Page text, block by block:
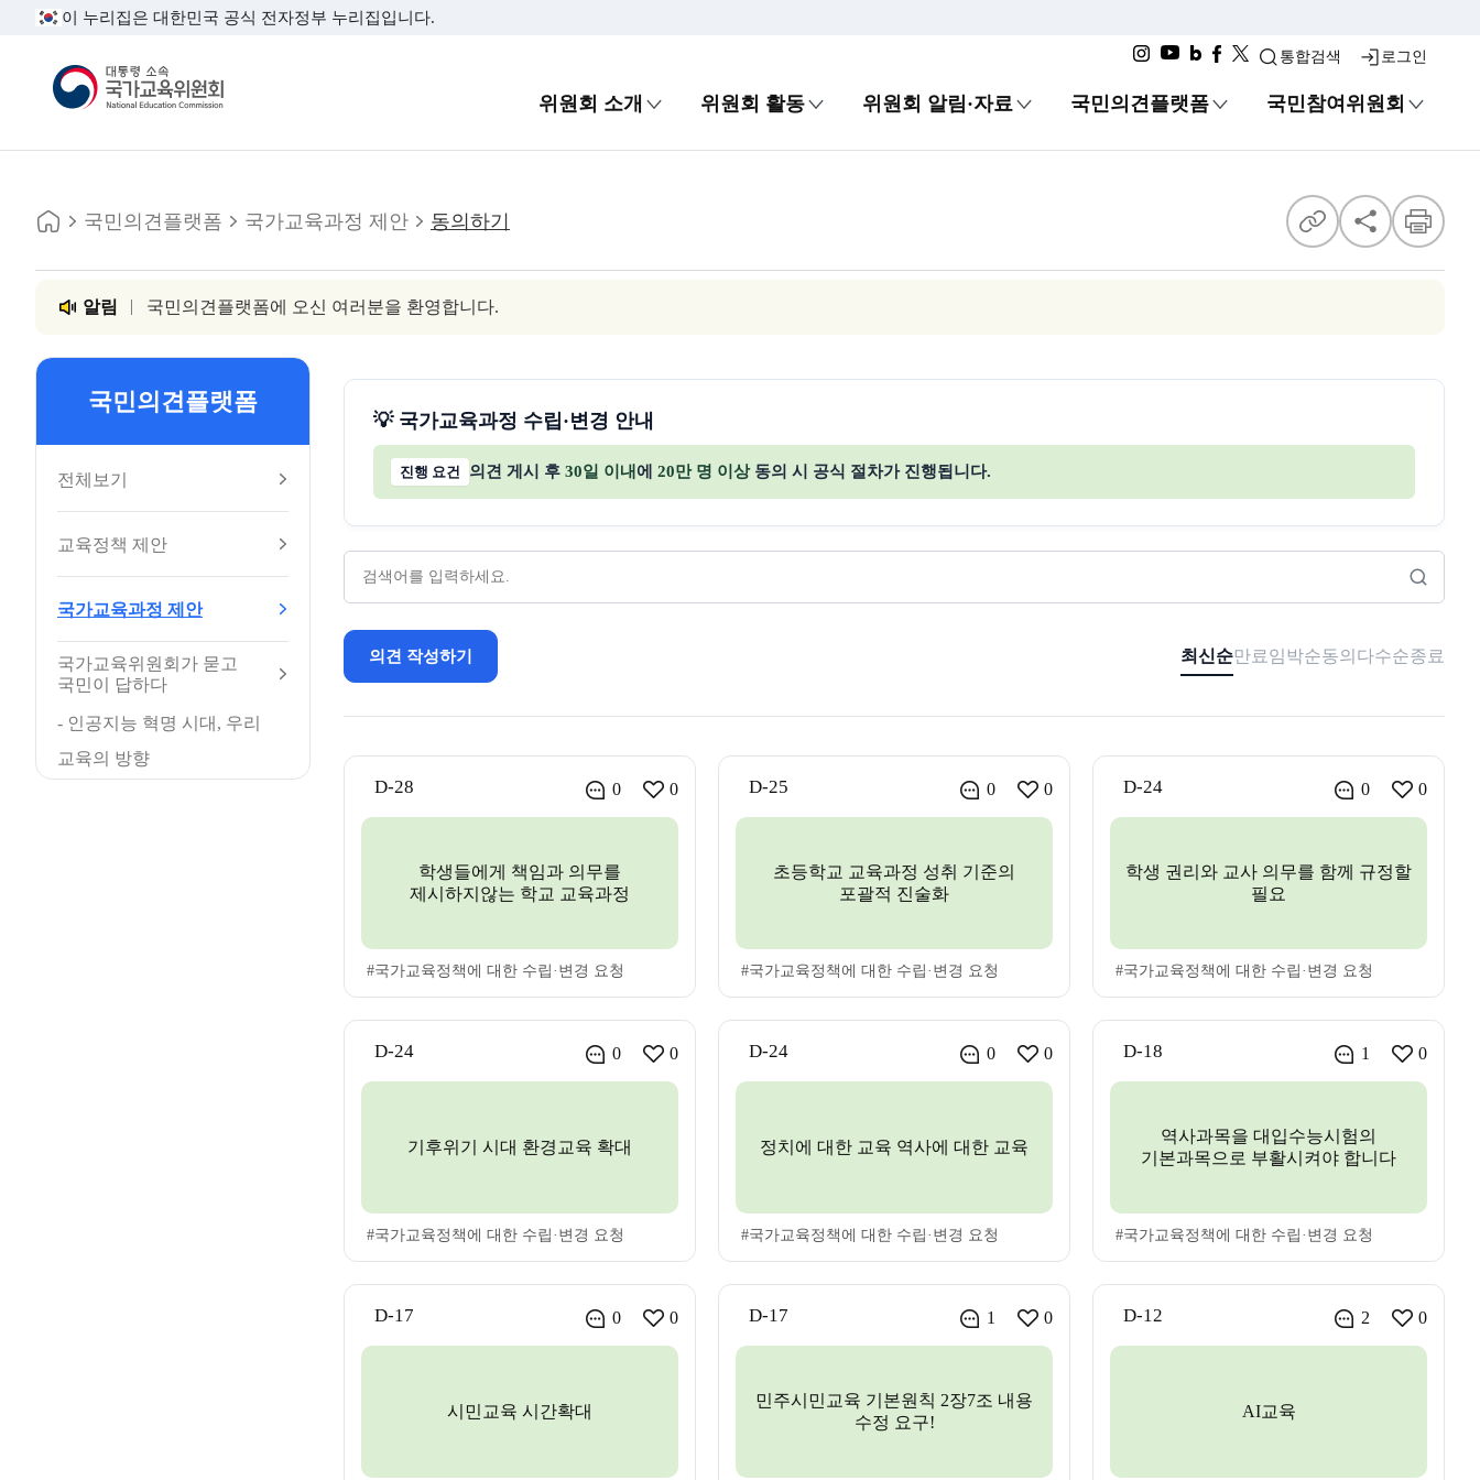
이 누리집은 대한민국 공식 전자정부 누리집입니다.
대통령소속 국가교육위원회
통합검색 로그인
위원회 소개 위원회 활동 위원회 알림·자료 국민의견플랫폼 국민참여위원회
홈
국민의견플랫폼 국가교육과정 제안 동의하기
주소
공유
인쇄
알림 국민의견플랫폼에 오신 여러분을 환영합니다.
국민의견플랫폼
전체보기
교육정책 제안
국가교육과정 제안
국가교육위원회가 묻고
국민이 답하다
- 인공지능 혁명 시대, 우리
교육의 방향
💡 국가교육과정 수립·변경 안내
진행 요건 의견 게시 후 30일 이내에 20만 명 이상동의 시 공식 절차가 진행됩니다.
의견 작성하기 최신순만료임박순동의다수순종료
D-28 0 0
학생들에게 책임과 의무를
제시하지않는 학교 교육과정
#국가교육정책에 대한 수립·변경 요청
D-25 0 0
초등학교 교육과정 성취 기준의
포괄적 진술화
#국가교육정책에 대한 수립·변경 요청
D-24 0 0
학생 권리와 교사 의무를 함께 규정할
필요
#국가교육정책에 대한 수립·변경 요청
D-24 0 0
기후위기 시대 환경교육 확대
#국가교육정책에 대한 수립·변경 요청
D-24 0 0
정치에 대한 교육 역사에 대한 교육
#국가교육정책에 대한 수립·변경 요청
D-18 1 0
역사과목을 대입수능시험의
기본과목으로 부활시켜야 합니다
#국가교육정책에 대한 수립·변경 요청
D-17 0 0
시민교육 시간확대
D-17 1 0
민주시민교육 기본원칙 2장7조 내용
수정 요구!
D-12 2 0
AI교육